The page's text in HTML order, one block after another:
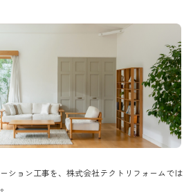
ション工事を、株式会社テクトリフォームでは